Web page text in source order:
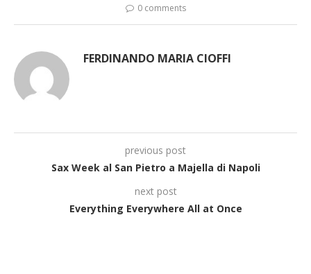
0 comments
FERDINANDO MARIA CIOFFI
previous post
Sax Week al San Pietro a Majella di Napoli
next post
Everything Everywhere All at Once